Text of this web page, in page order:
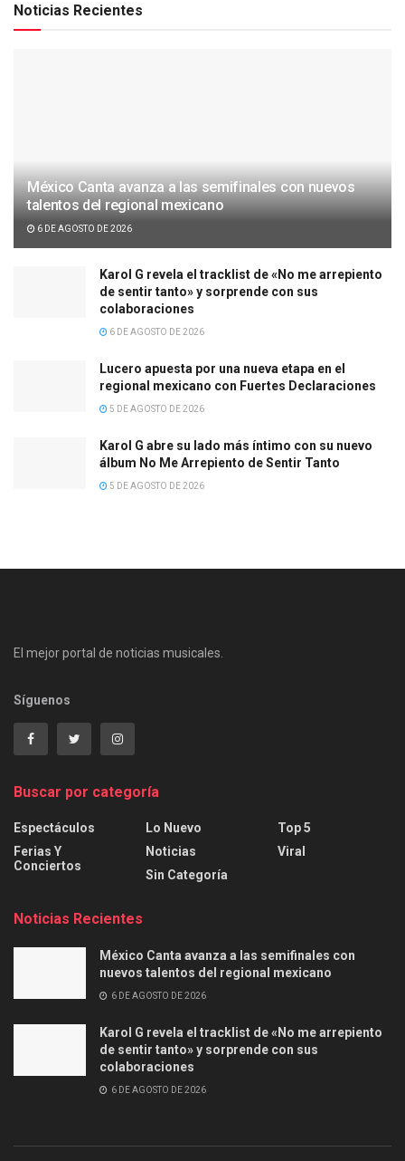
Noticias Recientes
México Canta avanza a las semifinales con nuevos
talentos del regional mexicano
6 DE AGOSTO DE 2026
Karol G revela el tracklist de «No me arrepiento
de sentir tanto» y sorprende con sus
colaboraciones
6 DE AGOSTO DE 2026
Lucero apuesta por una nueva etapa en el
regional mexicano con Fuertes Declaraciones
5 DE AGOSTO DE 2026
Karol G abre su lado más íntimo con su nuevo
álbum No Me Arrepiento de Sentir Tanto
5 DE AGOSTO DE 2026
El mejor portal de noticias musicales.
Síguenos
Buscar por categoría
Espectáculos
Ferias Y
Conciertos
Lo Nuevo
Noticias
Sin Categoría
Top 5
Viral
Noticias Recientes
México Canta avanza a las semifinales con
nuevos talentos del regional mexicano
6 DE AGOSTO DE 2026
Karol G revela el tracklist de «No me arrepiento
de sentir tanto» y sorprende con sus
colaboraciones
6 DE AGOSTO DE 2026